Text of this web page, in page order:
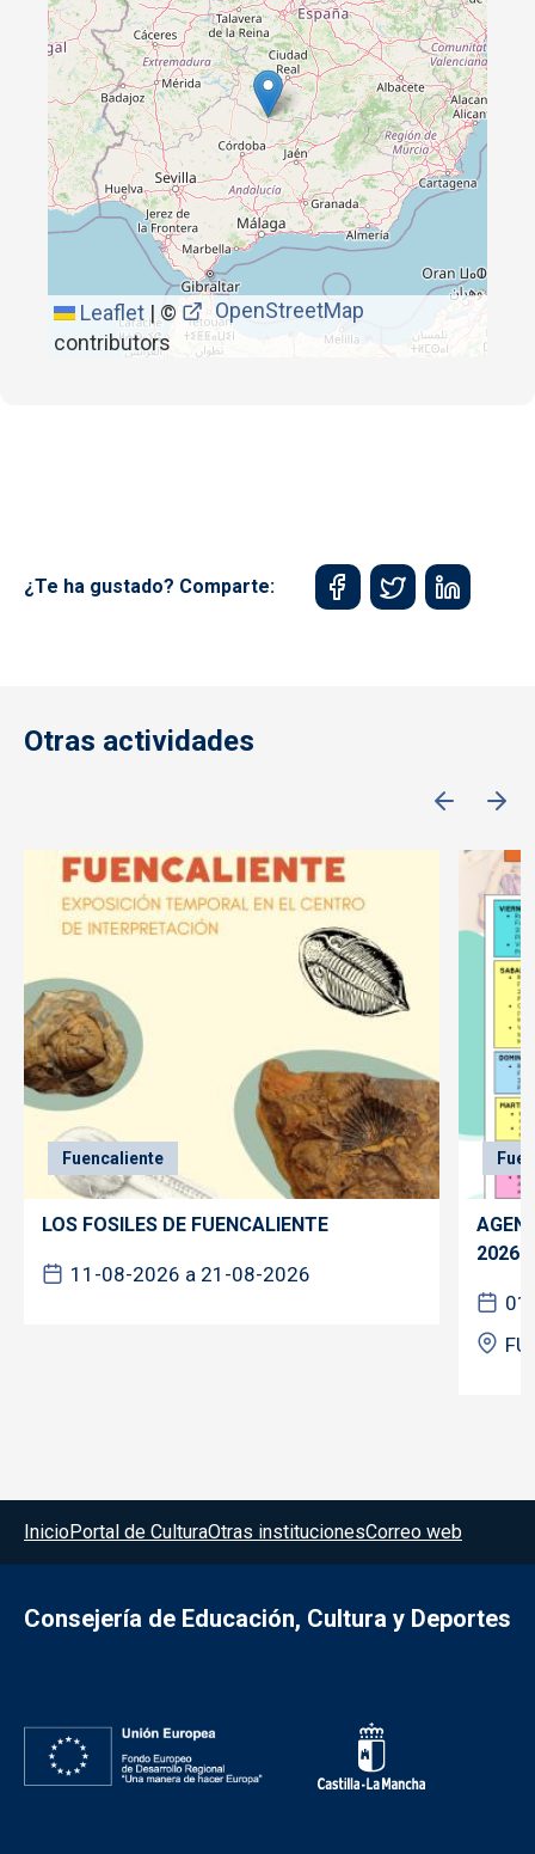
Leaflet| ©
OpenStreetMap
contributors
¿Te ha gustado? Comparte:
Otras actividades
Fuencaliente
LOS FOSILES DE FUENCALIENTE
11-08-2026 a 21-08-2026
2026
Menú del pie
InicioPortal de CulturaOtras institucionesCorreo web
Consejería de Educación, Cultura y Deportes